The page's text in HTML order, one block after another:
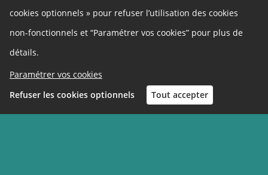
Restez à l'écoute
cookies optionnels » pour refuser l’utilisation des cookies
non-fonctionnels et “Paramétrer vos cookies” pour plus de
détails.
Paramétrer vos cookies
Refuser les cookies optionnels
Tout accepter